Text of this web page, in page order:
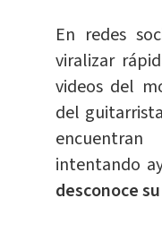
En redes
viralizar
videos del
del
intentando
desconoce